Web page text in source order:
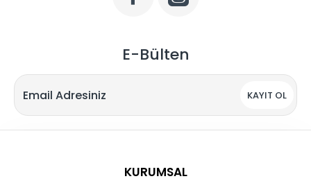
E-Bülten
KAYIT OL
KURUMSAL